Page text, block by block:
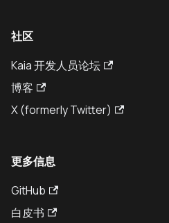
社区
Kaia 开发人员论坛
博客
X (formerly Twitter)
更多信息
GitHub
白皮书